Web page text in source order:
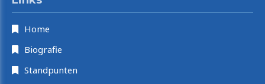
Home
Biografie
Standpunten